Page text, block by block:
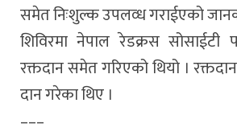
समेत निःशुल्क उपलव्ध गराईएको
शिविरमा नेपाल रेडक्रस सोसाईटी
रक्तदान समेत गरिएको थियो ।
दान गरेका थिए ।
–––